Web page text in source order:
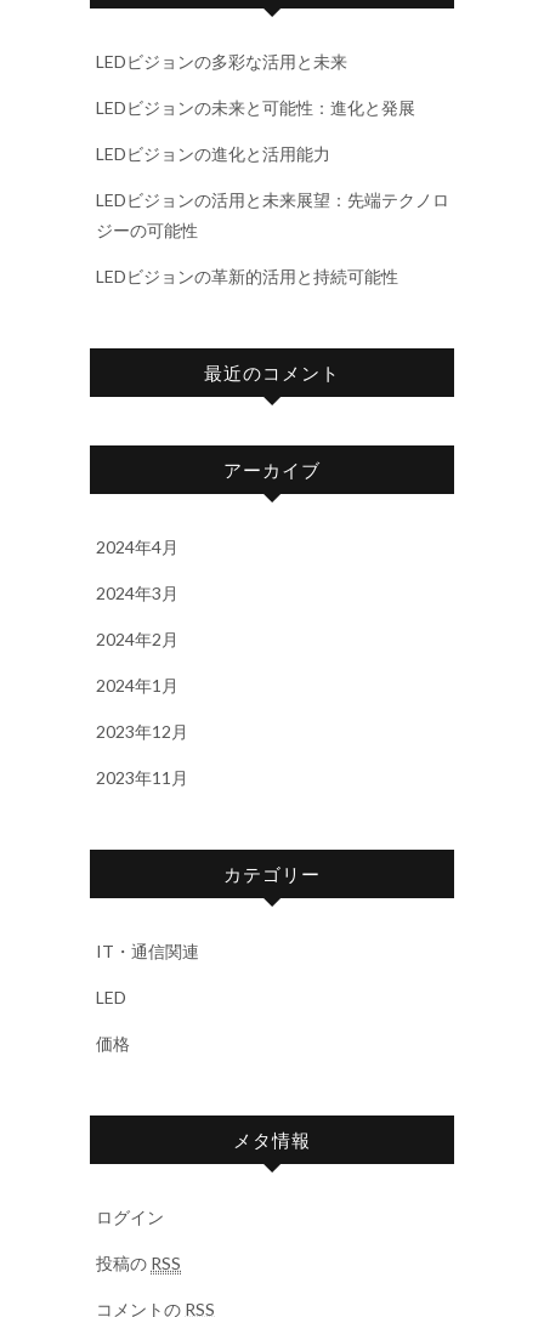
LEDビジョンの多彩な活用と未来
LEDビジョンの未来と可能性：進化と発展
LEDビジョンの進化と活用能力
LEDビジョンの活用と未来展望：先端テクノロ
ジーの可能性
LEDビジョンの革新的活用と持続可能性
最近のコメント
アーカイブ
2024年4月
2024年3月
2024年2月
2024年1月
2023年12月
2023年11月
カテゴリー
IT・通信関連
LED
価格
メタ情報
ログイン
投稿の RSS
コメントの RSS